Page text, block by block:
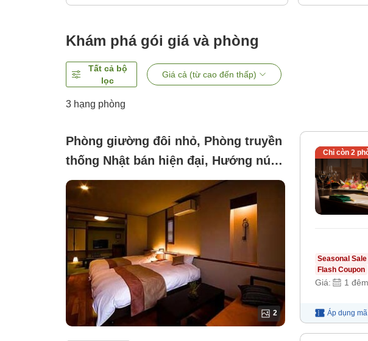
Khám phá gói giá và phòng
Tất cả bộ
lọc
Giá cả (từ cao đến thấp)
3 hạng phòng
Phòng giường đôi nhỏ, Phòng truyền
thống Nhật bán hiện đại, Hướng núi,
Không yêu cầu (Japanese-Western
2
Chỉ còn 2
Seasonal Sale
Flash Coupon
Giá: 1 đêm
Áp dụng mã